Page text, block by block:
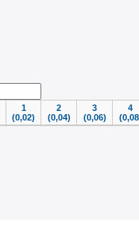
1
(0,02)
2
(0,04)
3
(0,06)
4